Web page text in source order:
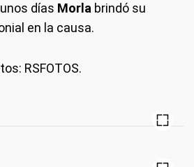
días Morla brindó su
en la causa.
RSFOTOS.